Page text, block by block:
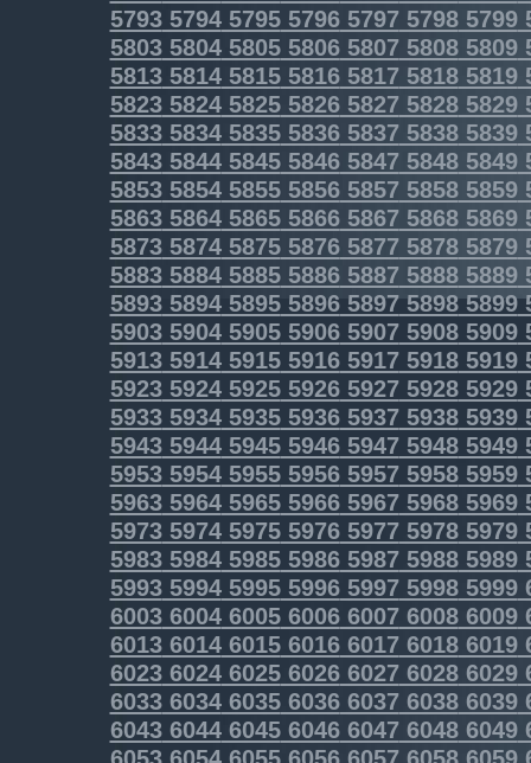
57935794579557965797 57985799
58035804580558065807 58085809
5813581458155816581758185819
58235824582558265827 58285829
58335834583558365837 58385839
58435844584558465847 58485849
58535854585558565857 58585859
58635864586558665867 58685869
58735874587558765877 58785879
58835884588558865887 58885889
5893589458955896589758985899
5903590459055906590759085909
5913591459155916591759185919
5923592459255926592759285929
5933593459355936593759385939
5943594459455946594759485949
5953595459555956595759585959
5963596459655966596759685969
5973597459755976597759785979
5983598459855986598759885989
5993599459955996599759985999
6003600460056006600760086009
6013601460156016601760186019
6023602460256026602760286029
6033603460356036603760386039
6043604460456046604760486049